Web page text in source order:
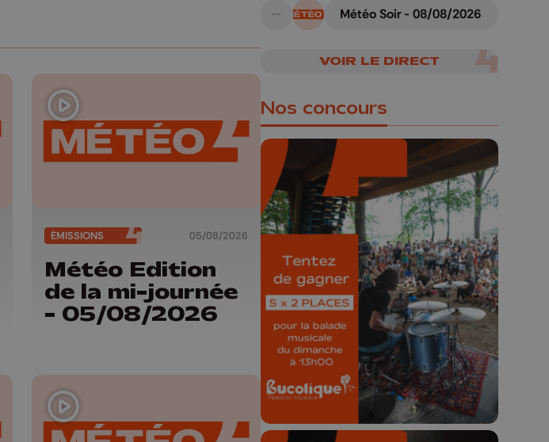
ÉMISSIONS 05/08/2026
Météo Edition
de la mi-journée
- 05/08/2026
A suivre
Météo Soir - 08/08/2026
VOIR LE DIRECT
Nos concours
🎁 Gagnez 5x2
places pour le
Bucolique Ferrières
Festival 🌿🎶
Concours valable jusqu'au 9 août,
23h59.